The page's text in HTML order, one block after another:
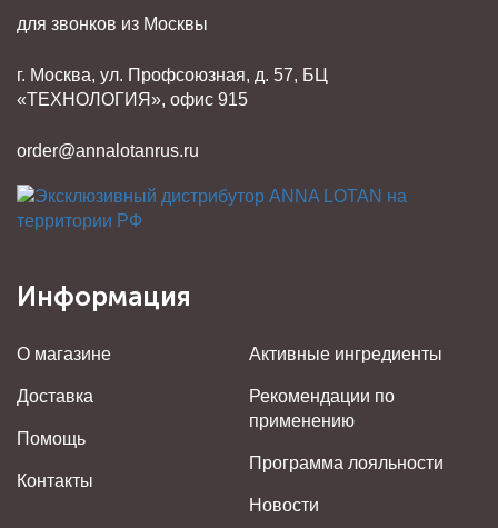
для звонков из Москвы
г. Москва, ул. Профсоюзная, д. 57, БЦ
«ТЕХНОЛОГИЯ», офис 915
order@annalotanrus.ru
Информация
О магазине
Доставка
Помощь
Контакты
Активные ингредиенты
Рекомендации по
применению
Программа лояльности
Новости